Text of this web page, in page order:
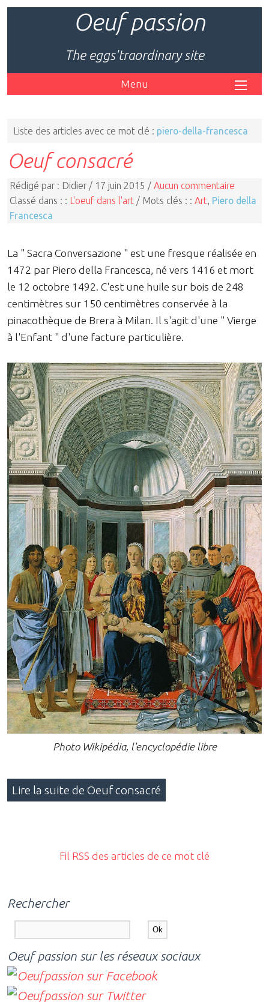
Oeuf passion
The eggs'traordinary site
Menu
Liste des articles avec ce mot clé : piero-della-francesca
Oeuf consacré
Rédigé par : Didier / 17 juin 2015 / Aucun commentaire
Classé dans : : L'oeuf dans l'art / Mots clés : : Art Piero della
Francesca
La " Sacra Conversazione " est une fresque réalisée en
1472 par Piero della Francesca, né vers 1416 et mort
le 12 octobre 1492. C'est une huile sur bois de 248
centimètres sur 150 centimètres conservée à la
pinacothèque de Brera à Milan. Il s'agit d'une " Vierge
à l'Enfant " d'une facture particulière.
Photo Wikipédia, l'encyclopédie libre
Lire la suite de Oeuf consacré
Fil RSS des articles de ce mot clé
Rechercher
Oeuf passion sur les réseaux sociaux